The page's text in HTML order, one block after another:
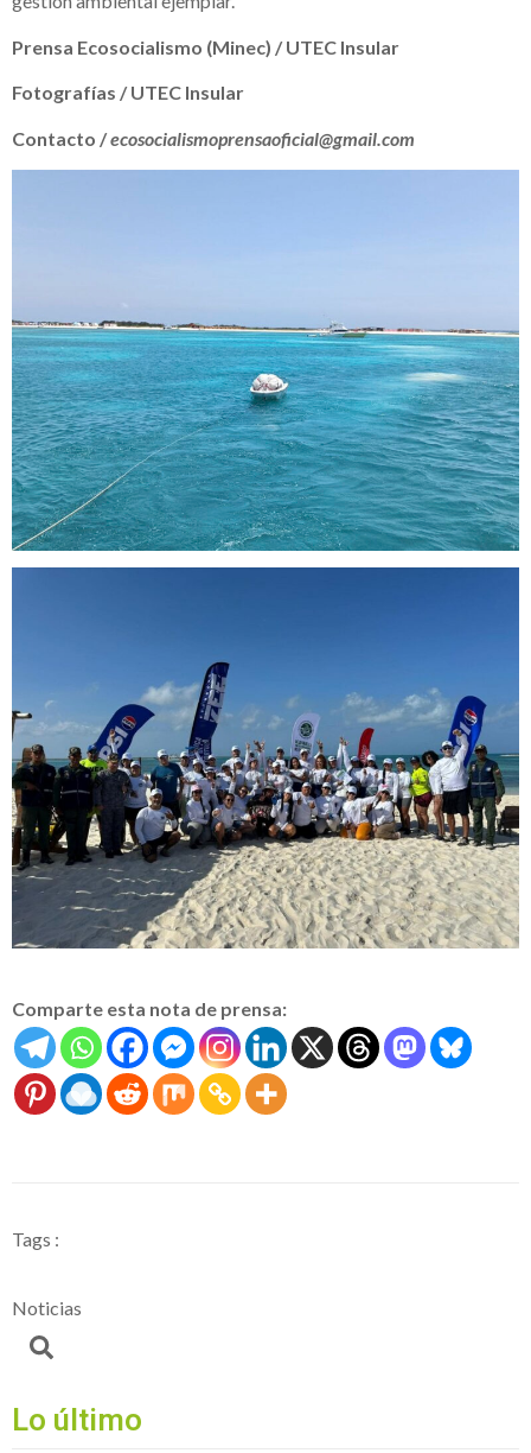
Prensa Ecosocialismo (Minec) / UTEC Insular
Fotografías / UTEC Insular
Contacto /ecosocialismoprensaoficial@gmail.com
Comparte esta nota de prensa:
Tags :
Noticias
Lo último